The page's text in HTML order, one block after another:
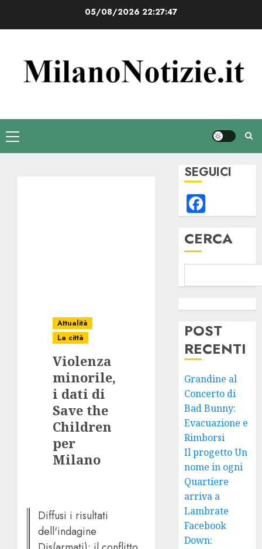
05/08/2026 22:27:47
Menu
principale
Attualità
La città
Violenza
minorile,
i dati di
Save the
Children
per
Milano
Diffusi i risultati
dell'indagine
SEGUICI
CERCA
POST
RECENTI
Grandine al
Concerto di
Bad Bunny:
Evacuazione e
Rimborsi
Il progetto Un
nome in ogni
Quartiere
arriva a
Lambrate
Facebook
Down: